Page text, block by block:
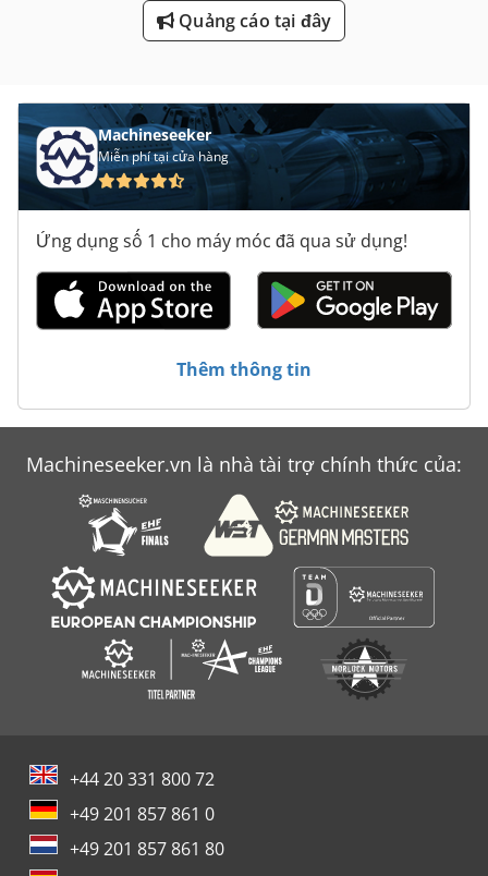
Máy Đo Chiều Cao
Trượt Bánh Xe Máy Mài Đánh Bóng Máy Đầm Bóng
Quảng cáo tại đây
Machineseeker
Miễn phí tại cửa hàng
Ứng dụng số 1 cho máy móc đã qua sử dụng!
Thêm thông tin
Machineseeker.vn là nhà tài trợ chính thức của:
+44 20 331 800 72
+49 201 857 861 0
+49 201 857 861 80